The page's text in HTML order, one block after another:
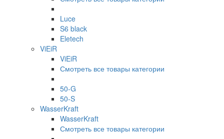
Luce
S6 black
Eletech
ViEiR
ViEiR
Смотреть все товары категории
50-G
50-S
WasserKraft
WasserKraft
Смотреть все товары категории